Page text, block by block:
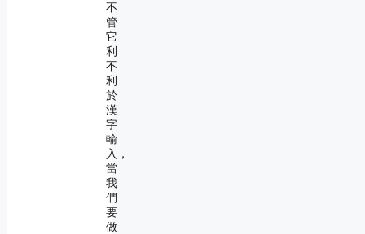
不
管
它
利
不
利
於
漢
字
輸
入，
當
我
們
要
做